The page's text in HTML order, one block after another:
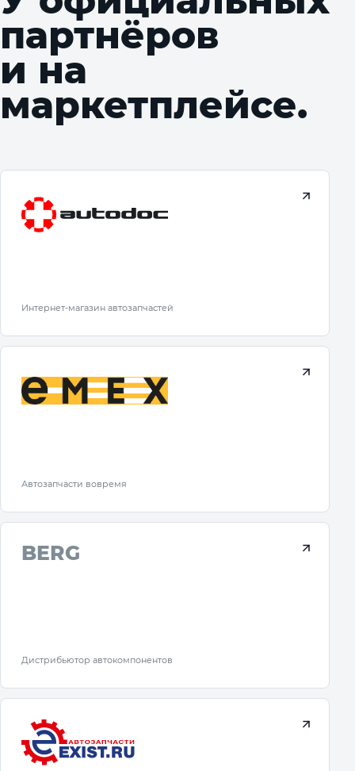
партнёров
и на
маркетплейсе.
Интернет-магазин автозапчастей
Автозапчасти вовремя
BERG
Дистрибьютор автокомпонентов